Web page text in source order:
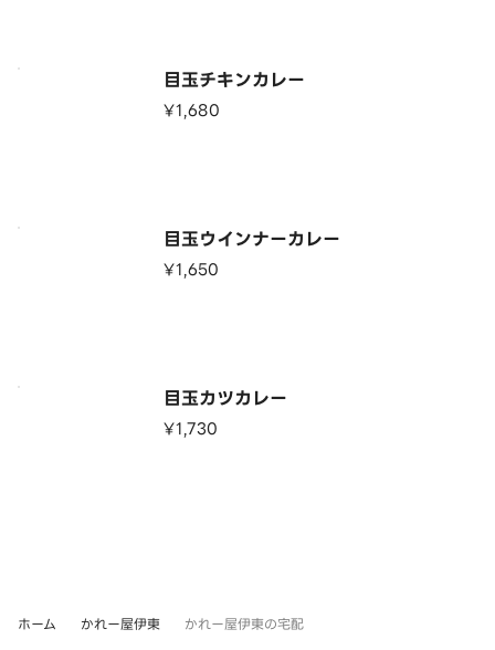
目玉チキンカレー
¥1,680
目玉ウインナーカレー
¥1,650
目玉カツカレー
¥1,730
ホーム かれー屋伊東 かれー屋伊東の宅配